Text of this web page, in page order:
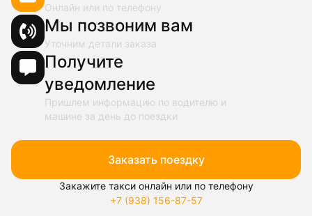
Онлайн или по телефону
Мы позвоним вам
Уточним детали заказа
Получите
уведомление
Пришлем информацию по водителю и
машине за день до поездки
Заказать поездку
Закажите такси онлайн или по телефону
+7 (938) 156-87-57